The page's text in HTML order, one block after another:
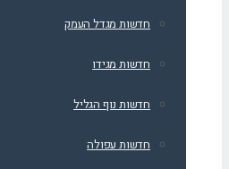
חדשות מגדל העמק
חדשות מגידו
חדשות נוף הגליל
חדשות עפולה